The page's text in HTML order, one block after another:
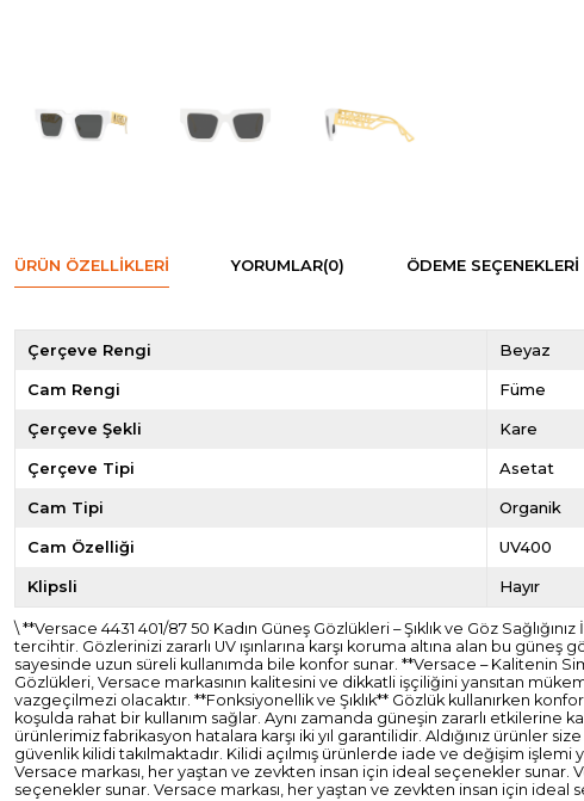
ÜRÜN ÖZELLIKLERI YORUMLAR(0) ÖDEME SEÇENEKLERI
Çerçeve Rengi Beyaz
Cam Rengi Füme
Çerçeve Şekli Kare
Çerçeve Tipi Asetat
Cam Tipi Organik
Cam Özelliği UV400
Klipsli Hayır
\ **Versace 4431 401/87 50 Kadın Güneş Gözlükleri – Şıklık ve Göz
tercihtir. Gözlerinizi zararlı UV ışınlarına karşı koruma altına alan bu güneş
sayesinde uzun süreli kullanımda bile konfor sunar. **Versace – Kalitenin
Gözlükleri, Versace markasının kalitesini ve dikkatli işçiliğini yansıtan
vazgeçilmezi olacaktır. **Fonksiyonellik ve Şıklık** Gözlük kullanırken
koşulda rahat bir kullanım sağlar. Aynı zamanda güneşin zararlı etkilerine
ürünlerimiz fabrikasyon hatalara karşı iki yıl garantilidir. Aldığınız
güvenlik kilidi takılmaktadır. Kilidi açılmış ürünlerde iade ve değişim
Versace markası, her yaştan ve zevkten insan için ideal seçenekler sunar.
seçenekler sunar. Versace markası, her yaştan ve zevkten insan için ideal